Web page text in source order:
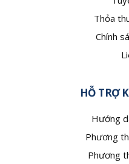
Thỏa
Chính
HỖ TRỢ
Hướng
Phương
Phương